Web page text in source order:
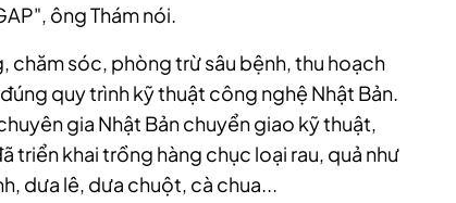
ông Thám nói.
chăm sóc, phòng trừ sâu bệnh, thu hoạch
quy trình kỹ thuật công nghệ Nhật Bản.
gia Nhật Bản chuyển giao kỹ thuật,
triển khai trồng hàng chục loại rau, quả như
dưa lê, dưa chuột, cà chua...